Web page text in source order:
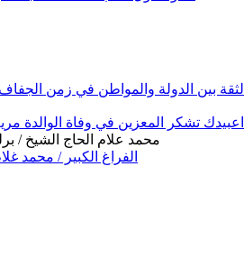
بين الدولة والمواطن في زمن
تشكر المعزين في وفاة الوالدة
الفراغ الكبير / محمد